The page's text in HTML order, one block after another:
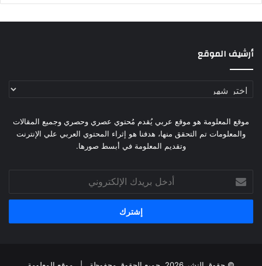
أرشيف الموقع
أرشيف
موقع المعلومة هو موقع عربي يُقدم مُحتوي عصري وحصري وجميع المقالات
والمعلومات تم التحقق منها، هدفنا هو إثراء المحتوي العربي علي الإنترنت
وتقديم المعلومة في أبسط صورها.
بريدك
الإلكتروني